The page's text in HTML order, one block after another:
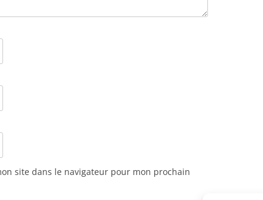
site dans le navigateur pour mon prochain